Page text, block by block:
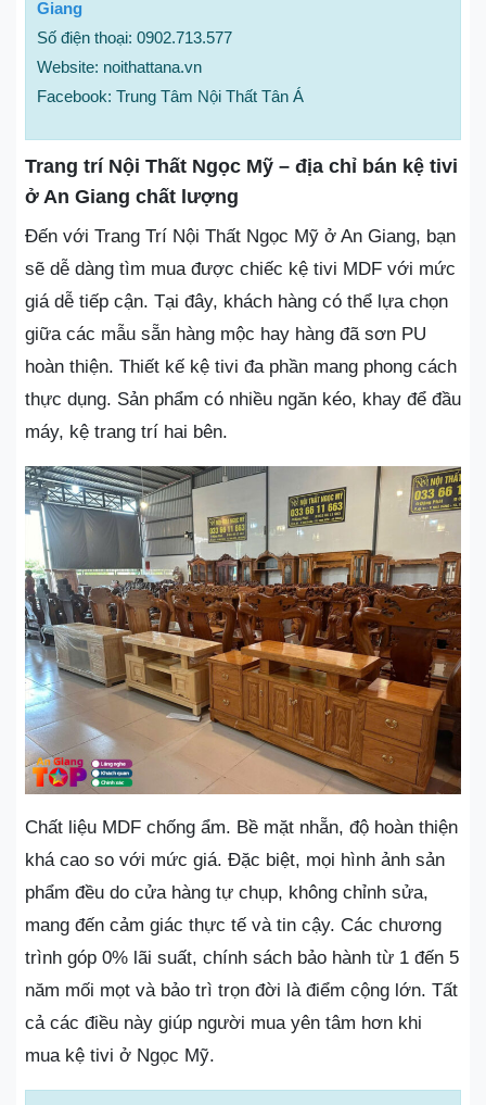
Giang
Số điện thoại: 0902.713.577
Website: noithattana.vn
Facebook: Trung Tâm Nội Thất Tân Á
Trang trí Nội Thất Ngọc Mỹ – địa chỉ bán kệ tivi
ở An Giang chất lượng
Đến với Trang Trí Nội Thất Ngọc Mỹ ở An Giang, bạn
sẽ dễ dàng tìm mua được chiếc kệ tivi MDF với mức
giá dễ tiếp cận. Tại đây, khách hàng có thể lựa chọn
giữa các mẫu sẵn hàng mộc hay hàng đã sơn PU
hoàn thiện. Thiết kế kệ tivi đa phần mang phong cách
thực dụng. Sản phẩm có nhiều ngăn kéo, khay để đầu
máy, kệ trang trí hai bên.
Chất liệu MDF chống ẩm. Bề mặt nhẵn, độ hoàn thiện
khá cao so với mức giá. Đặc biệt, mọi hình ảnh sản
phẩm đều do cửa hàng tự chụp, không chỉnh sửa,
mang đến cảm giác thực tế và tin cậy. Các chương
trình góp 0% lãi suất, chính sách bảo hành từ 1 đến 5
năm mối mọt và bảo trì trọn đời là điểm cộng lớn. Tất
cả các điều này giúp người mua yên tâm hơn khi
mua kệ tivi ở Ngọc Mỹ.